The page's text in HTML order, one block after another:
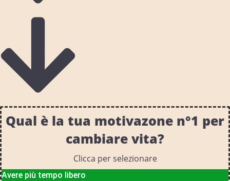
Qual è la tua motivazone n°1 per
cambiare vita?
Clicca per selezionare
Avere più tempo libero